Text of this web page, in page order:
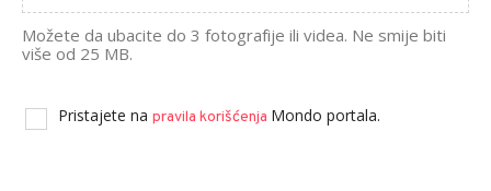
Možete da ubacite do 3 fotografije ili videa. Ne smije biti
više od 25 MB.
Pristajete na pravila korišćenja Mondo portala.